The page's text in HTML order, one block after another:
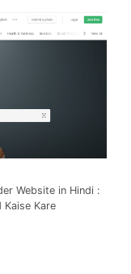
Website in Hindi :
Kare